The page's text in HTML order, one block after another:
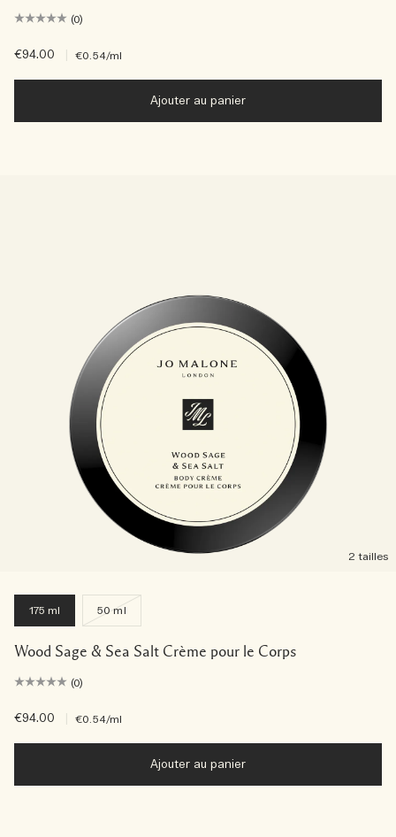
(0)
€94.00 €0.54/ml
Ajouter au panier
2 tailles
175 ml 50 ml
Wood Sage & Sea Salt Crème pour le Corps
(0)
€94.00 €0.54/ml
Ajouter au panier